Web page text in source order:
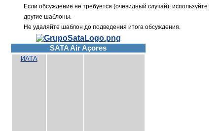
Если обсуждение не требуется (очевидный случай), используйте
другие шаблоны.
Не удаляйте шаблон до подведения итога обсуждения.
SATA Air Açores
ИАТА